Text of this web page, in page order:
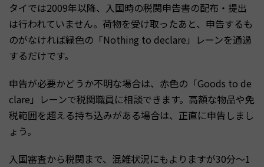
タイでは2009年以降、入国時の税関申告書の配布・提出
は行われていません。荷物を受け取ったあと、申告するも
のがなければ緑色の「Nothing to declare」レーンを通過
するだけです。
申告が必要かどうか不明な場合は、赤色の「Goods to de
clare」レーンで税関職員に相談できます。高額な物品や免
税範囲を超える持ち込みがある場合は、正直に申告しまし
ょう。
入国審査から税関まで、混雑状況にもよりますが30分〜1